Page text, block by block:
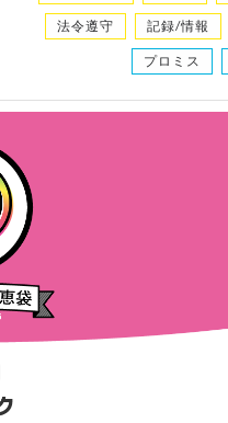
記録/情報
法令遵守
プロミス